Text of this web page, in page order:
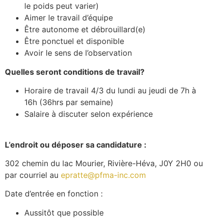
le poids peut varier)
Aimer le travail d’équipe
Être autonome et débrouillard(e)
Être ponctuel et disponible
Avoir le sens de l’observation
Quelles seront conditions de travail?
Horaire de travail 4/3 du lundi au jeudi de 7h à
16h (36hrs par semaine)
Salaire à discuter selon expérience
L’endroit ou déposer sa candidature :
302 chemin du lac Mourier, Rivière-Héva, J0Y 2H0 ou
par courriel au epratte@pfma-inc.com
Date d’entrée en fonction :
Aussitôt que possible